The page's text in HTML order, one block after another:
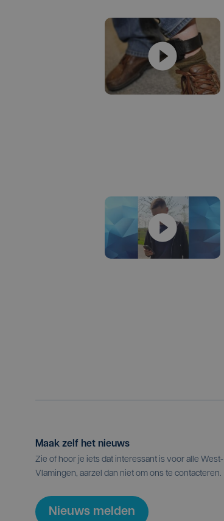
Maak zelf het nieuws
Zie of hoor je iets dat interessant is voor alle West-
Vlamingen, aarzel dan niet om ons te contacteren.
Nieuws melden